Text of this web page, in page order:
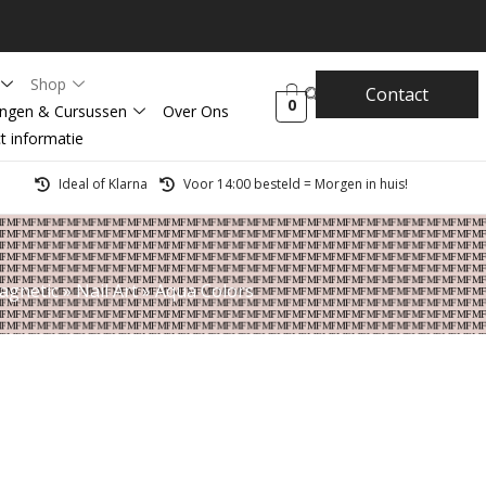
Shop
& Cursussen
Over Ons
informatie
0 Contact
Ideal of Klarna Voor 14:00 besteld = Morgen in huis!
»Nail Art»Aqua Colors